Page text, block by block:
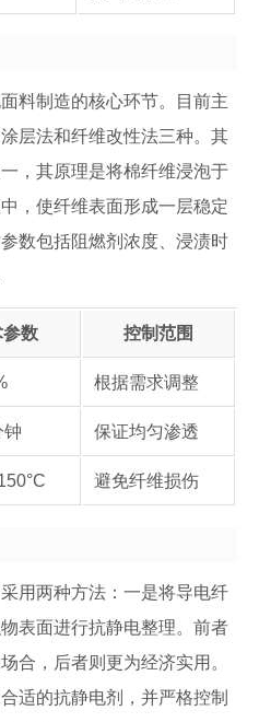
料制造的核心环节。目前主
层法和纤维改性法三种。其
，其原理是将棉纤维浸泡于
，使纤维表面形成一层稳定
数包括阻燃剂浓度、浸渍时
数 控制范围
根据需求调整
钟 保证均匀渗透
避免纤维损伤
用两种方法：一是将导电纤
表面进行抗静电整理。前者
合，后者则更为经济实用。
适的抗静电剂，并严格控制